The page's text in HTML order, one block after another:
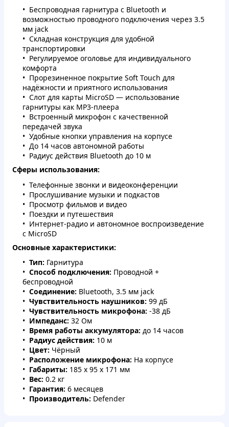
Беспроводная гарнитура с Bluetooth и
возможностью проводного подключения через 3.5
мм jack
Складная конструкция для удобной
транспортировки
Регулируемое оголовье для индивидуального
комфорта
Прорезиненное покрытие Soft Touch для
надёжности и приятного использования
Слот для карты MicroSD — использование
гарнитуры как MP3-плеера
Встроенный микрофон с качественной
передачей звука
Удобные кнопки управления на корпусе
До 14 часов автономной работы
Радиус действия Bluetooth до 10 м
Сферы использования:
Телефонные звонки и видеоконференции
Прослушивание музыки и подкастов
Просмотр фильмов и видео
Поездки и путешествия
Интернет-радио и автономное воспроизведение
с MicroSD
Основные характеристики:
Тип: Гарнитура
Способ подключения: Проводной +
беспроводной
Соединение: Bluetooth, 3.5 мм jack
Чувствительность наушников: 99 дБ
Чувствительность микрофона: -38 дБ
Импеданс: 32 Ом
Время работы аккумулятора: до 14 часов
Радиус действия: 10 м
Цвет: Чёрный
Расположение микрофона: На корпусе
Габариты: 185 x 95 x 171 мм
Вес: 0.2 кг
Гарантия: 6 месяцев
Производитель: Defender